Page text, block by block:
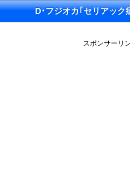
D･フジオカ｢セリアック
スポンサーリ